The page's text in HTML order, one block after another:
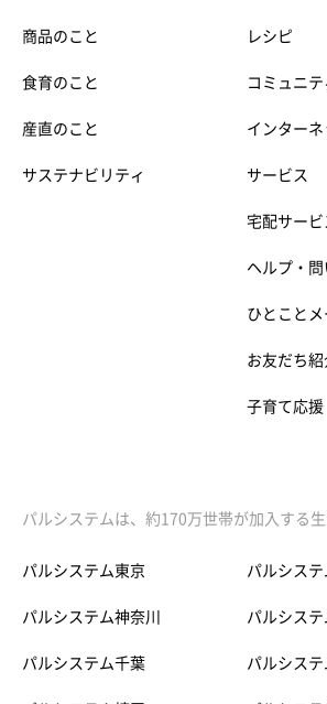
商品のこと
食育のこと
産直のこと
サステナビリティ
レシピ
コミュニテ
インター
サービス
宅配サービ
ヘルプ・
ひとことメ
お友だち紹
子育て応援
パルシステムは、約170万世帯が加入する
パルシステム東京
パルシステム神奈川
パルシステム千葉
パルシス
パルシステ
パルシス